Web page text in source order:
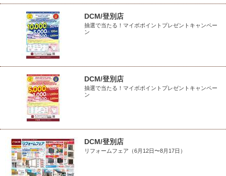
DCM/登別店
抽選で当たる！マイボポイントプレゼントキャンペー
ン
DCM/登別店
抽選で当たる！マイボポイントプレゼントキャンペー
ン
DCM/登別店
リフォームフェア（6月12日〜8月17日）